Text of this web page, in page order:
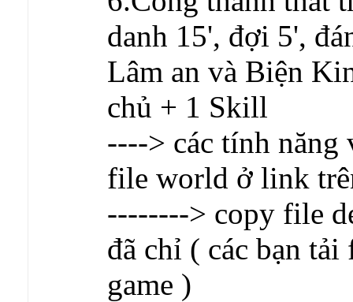
danh 15', đợi 5',
Lâm an và Biện
chủ + 1 Skill
----> các tính năng
file world ở link
--------> copy file
đã chỉ ( các bạn
game )